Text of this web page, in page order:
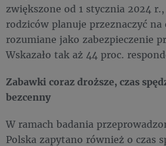
zwiększone od 1 stycznia 2024
rodziców planuje przeznaczyć na
rozumiane jako zabezpieczenie
Wskazało tak aż 44 proc.
Zabawki coraz droższe, czas
bezcenny
W ramach badania
Polska zapytano również o czas